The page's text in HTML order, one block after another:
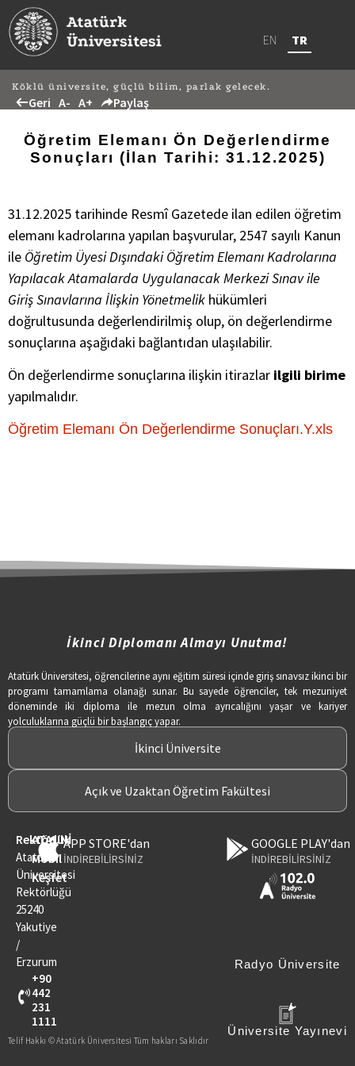
EN TR
Köklü üniversite, güçlü bilim, parlak gelecek.
Geri A- A+ Paylaş
Öğretim Elemanı Ön Değerlendirme
Sonuçları (İlan Tarihi: 31.12.2025)
31.12.2025 tarihinde Resmî Gazetede ilan edilen öğretim
elemanı kadrolarına yapılan başvurular, 2547 sayılı Kanun
ile Öğretim Üyesi Dışındaki Öğretim Elemanı Kadrolarına
Yapılacak Atamalarda Uygulanacak Merkezi Sınav ile
Giriş Sınavlarına İlişkin Yönetmelik hükümleri
doğrultusunda değerlendirilmiş olup, ön değerlendirme
sonuçlarına aşağıdaki bağlantıdan ulaşılabilir.
Ön değerlendirme sonuçlarına ilişkin itirazlar ilgili birime
yapılmalıdır.
Öğretim Elemanı Ön Değerlendirme Sonuçları.Y.xls
İkinci Diplomanı Almayı Unutma!
Atatürk Üniversitesi, öğrencilerine aynı eğitim süresi içinde giriş sınavsız ikinci bir
programı tamamlama olanağı sunar. Bu sayede öğrenciler, tek mezuniyet
döneminde iki diploma ile mezun olma ayrıcalığını yaşar ve kariyer
yolculuklarına güçlü bir başlangıç yapar.
İkinci Üniversite
Açık ve Uzaktan Öğretim Fakültesi
Rektörlük
Atatürk
Üniversitesi
Rektörlüğü
25240
Yakutiye
/
Erzurum
+90
442
231
1111
ATAUNİ
Mobil
Keşfet
APP STORE'dan
İNDİREBİLİRSİNİZ
GOOGLE PLAY'dan
İNDİREBİLİRSİNİZ
Radyo Üniversite
Üniversite Yayınevi
Telif Hakkı © Atatürk Üniversitesi Tüm hakları Saklıdır